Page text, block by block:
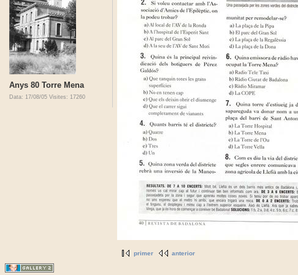
Anys 80 Torre Mena
Data: 17/08/05 Visites: 17260
primer anterior